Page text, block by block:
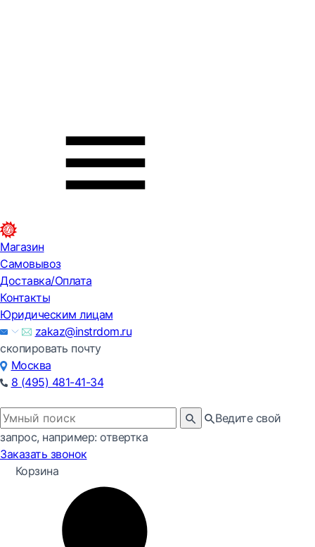
Магазин
Самовывоз
Доставка/Оплата
Контакты
Юридическим лицам
zakaz@instrdom.ru
скопировать почту
Москва
8 (495) 481-41-34
Ведите свой
запрос, например: отвертка
Заказать звонок
Корзина